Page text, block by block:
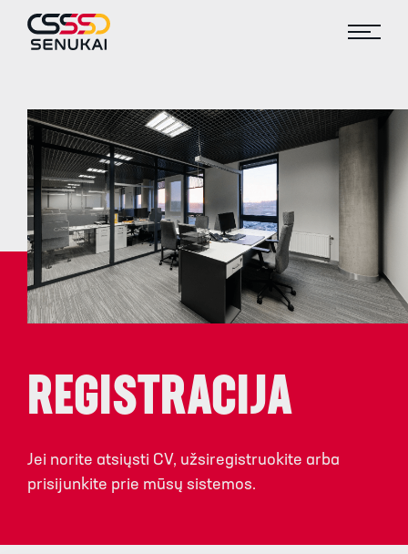
REGISTRACIJA
Jei norite atsiųsti CV, užsiregistruokite arba
prisijunkite prie mūsų sistemos.